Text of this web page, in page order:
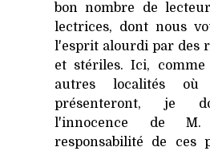
bon nombre de
lectrices, dont nous
l'esprit alourdi par des
et stériles. Ici,
autres localités
présenteront, je
l'innocence de
responsabilité de ces